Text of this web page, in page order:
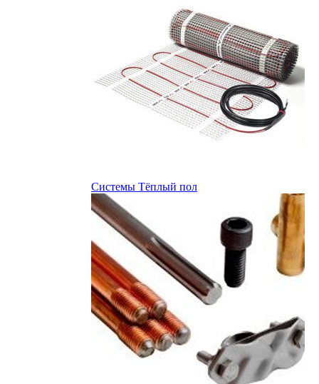
Системы Тёплый пол